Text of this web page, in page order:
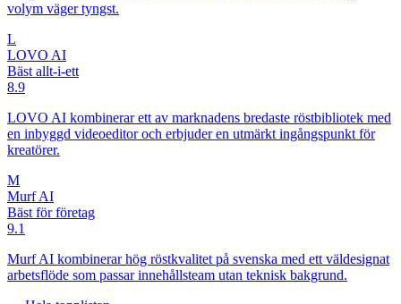
volym väger tyngst.
L
LOVO AI
Bäst allt-i-ett
8.9
LOVO AI kombinerar ett av marknadens bredaste röstbibliotek med
en inbyggd videoeditor och erbjuder en utmärkt ingångspunkt för
kreatörer.
M
Murf AI
Bäst för företag
9.1
Murf AI kombinerar hög röstkvalitet på svenska med ett väldesignat
arbetsflöde som passar innehållsteam utan teknisk bakgrund.